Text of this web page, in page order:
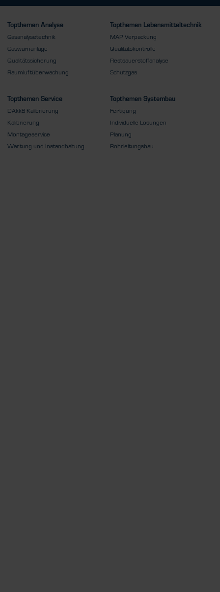
Topthemen Analyse
Gasanalysetechnik
Gaswarnanlage
Qualitätssicherung
Raumluftüberwachung
Topthemen Lebensmitteltechnik
MAP Verpackung
Qualitätskontrolle
Restsauerstoffanalyse
Schutzgas
Topthemen Service
DAkkS Kalibrierung
Kalibrierung
Montageservice
Wartung und Instandhaltung
Topthemen Systembau
Fertigung
Individuelle Lösungen
Planung
Rohrleitungsbau